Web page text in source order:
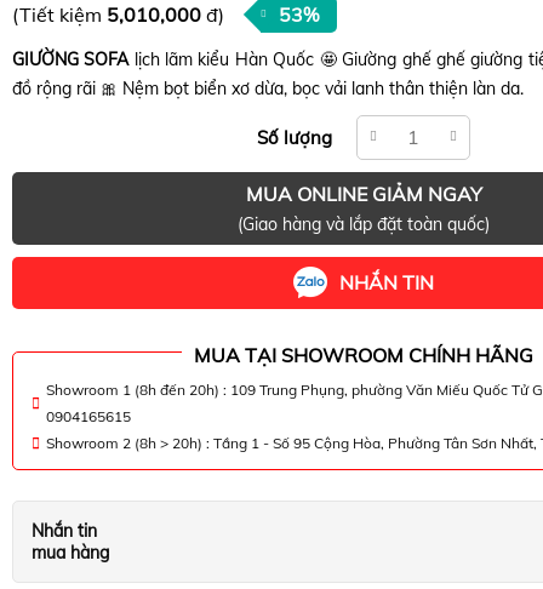
(Tiết kiệm 5,010,000 đ) 53%
GIƯỜNG SOFAlịch lãm kiểu Hàn Quốc 🤩 Giường ghế ghế giường
đồ rộng rãi 🎀 Nệm bọt biển xơ dừa, bọc vải lanh thân thiện làn da.
Số lượng
MUA ONLINE GIẢM NGAY
(Giao hàng và lắp đặt toàn quốc)
NHẮN TIN
MUA TẠI SHOWROOM CHÍNH HÃNG
Showroom 1 (8h đến 20h) : 109 Trung Phụng, phường Văn Miếu Quốc Tử
0904165615
Showroom 2 (8h > 20h) : Tầng 1 - Số 95 Cộng Hòa, Phường Tân Sơn Nhất,
Nhắn tin
mua hàng